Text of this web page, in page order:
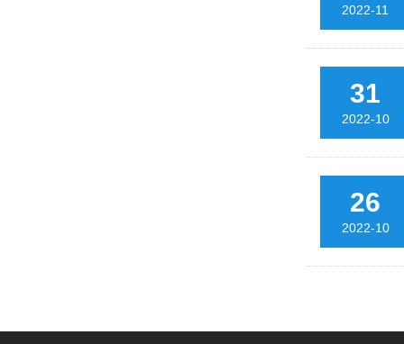
2022-11
31
2022-10
26
2022-10